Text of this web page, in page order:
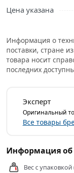
строениях.
кирпича, шифера,
загрунтованного
Условия доставки
трещиностойкая
Цена указана
Информация о
поставки, стране
товара носит
последних
Эксперт
Оригинальный
Все товары
Информация об
Вес с упаковкой